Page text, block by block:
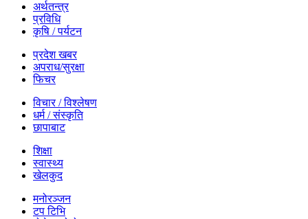
अर्थतन्त्र
प्रविधि
कृषि / पर्यटन
प्रदेश खबर
अपराध/सुरक्षा
फिचर
विचार / विश्लेषण
धर्म / संस्कृति
छापाबाट
शिक्षा
स्वास्थ्य
खेलकुद
मनोरञ्जन
टप टिभि